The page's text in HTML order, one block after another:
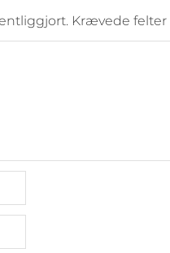
Krævede felter